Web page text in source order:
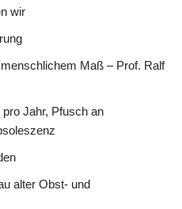
wir
Maß – Prof. Ralf
Jahr, Pfusch an
alter Obst- und